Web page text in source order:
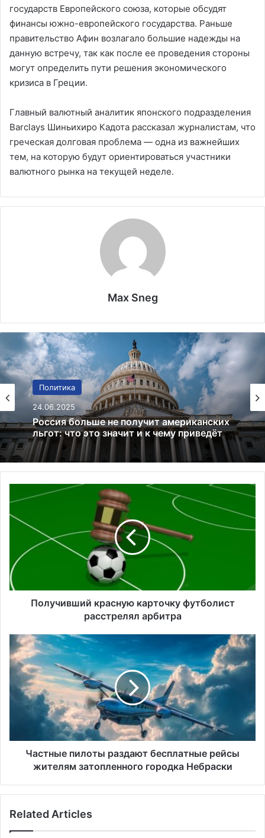
государств Европейского союза, которые обсудят
финансы южно-европейского государства. Раньше
правительство Афин возлагало большие надежды на
данную встречу, так как после ее проведения стороны
могут определить пути решения экономического
кризиса в Греции.
Главный валютный аналитик японского подразделения
Barclays Шиньихиро Кадота рассказал журналистам, что
греческая долговая проблема — одна из важнейших
тем, на которую будут ориентироваться участники
валютного рынка на текущей неделе.
Max Sneg
Политика
24.06.2025
льгот: что это значит и к чему приведёт
Финансы
02.01.2025
Bitcoin преодолевает $97 000:
криптовалютный рынок на подъеме
о
л
в
ш
и
с
н
ю
у
у
Получивший красную карточку футболист
расстрелял арбитра
а
с
и
а
Частные пилоты раздают бесплатные рейсы
жителям затопленного городка Небраски
Related Articles